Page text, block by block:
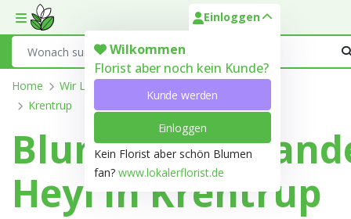
Toggle mobile menu
Einloggen
Wilkommen
Florist aber noch kein Kunde?
Kunde werden
Einloggen
Kein Florist aber schön Blumen
fan? www.lokalerflorist.de
Home Wir Liefern
Lippe
Krentrup
Heyl in Krentrup